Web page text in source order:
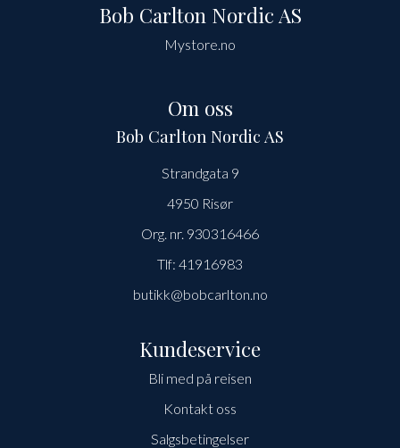
Bob Carlton Nordic AS
Mystore.no
Om oss
Bob Carlton Nordic AS
Strandgata 9
4950 Risør
Org. nr. 930316466
Tlf: 41916983
butikk@bobcarlton.no
Kundeservice
Bli med på reisen
Kontakt oss
Salgsbetingelser